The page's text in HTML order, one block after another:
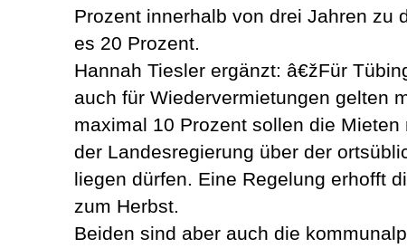
Prozent innerhalb von drei Jahren zu
es 20 Prozent.
Hannah Tiesler ergänzt: â€žFür
auch für Wiedervermietungen gelten
maximal 10 Prozent sollen die Mieten
der Landesregierung über der
liegen dürfen. Eine Regelung erhofft
zum Herbst.
Beiden sind aber auch die